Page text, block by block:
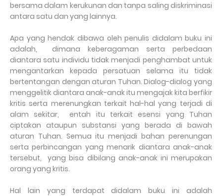
bersama dalam kerukunan dan tanpa saling diskriminasi
antara satu dan yang lainnya.
Apa yang hendak dibawa oleh penulis didalam buku ini
adalah, dimana keberagaman serta perbedaan
diantara satu individu tidak menjadi penghambat untuk
mengantarkan kepada persatuan selama itu tidak
bertentangan dengan aturan Tuhan. Dialog-dialog yang
menggelitik diantara anak-anak itu mengajak kita berfikir
kritis serta merenungkan terkait hal-hal yang terjadi di
alam sekitar, entah itu terkait esensi yang Tuhan
ciptakan ataupun substansi yang berada di bawah
aturan Tuhan. Semua itu menjadi bahan perenungan
serta perbincangan yang menarik diantara anak-anak
tersebut, yang bisa dibilang anak-anak ini merupakan
orang yang kritis.
Hal lain yang terdapat didalam buku ini adalah